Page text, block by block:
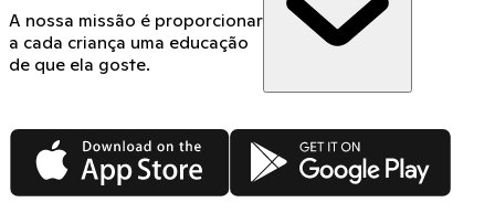
A nossa missão é proporcionar
a cada criança uma educação
de que ela goste.
App Store Google Play